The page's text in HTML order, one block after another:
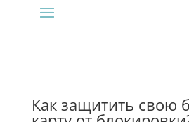
Как защитить свою